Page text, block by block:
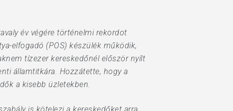
év végére történelmi rekordot
elfogadó (POS) készülék működik,
tízezer kereskedőnél először nyílt
államtitkára. Hozzátette, hogy a
a kisebb üzletekben.